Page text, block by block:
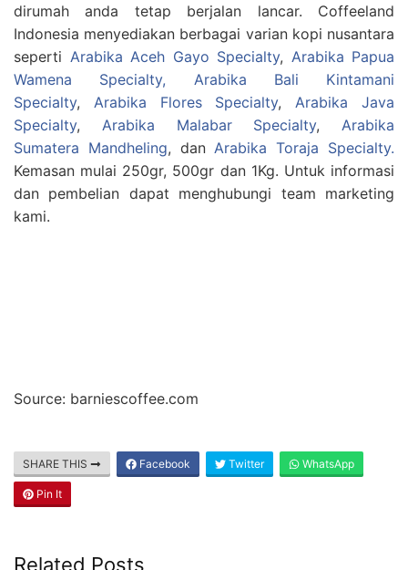
dirumah anda tetap berjalan lancar. Coffeeland
Indonesia menyediakan berbagai varian kopi nusantara
seperti Arabika Aceh Gayo Specialty, Arabika Papua
Wamena Specialty,
Arabika Bali Kintamani
Specialty, Arabika Flores Specialty, Arabika Java
Specialty, Arabika Malabar Specialty, Arabika
Sumatera Mandheling, dan Arabika Toraja Specialty.
Kemasan mulai 250gr, 500gr dan 1Kg. Untuk informasi
dan pembelian dapat menghubungi team marketing
kami.
Source: barniescoffee.com
SHARE THIS Facebook Twitter WhatsApp
Pin It
Related Posts